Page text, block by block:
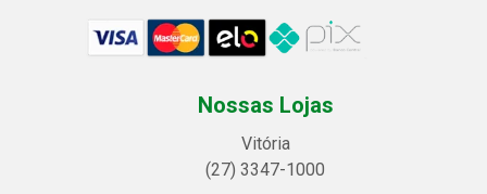
Nossas Lojas
Vitória
(27) 3347-1000